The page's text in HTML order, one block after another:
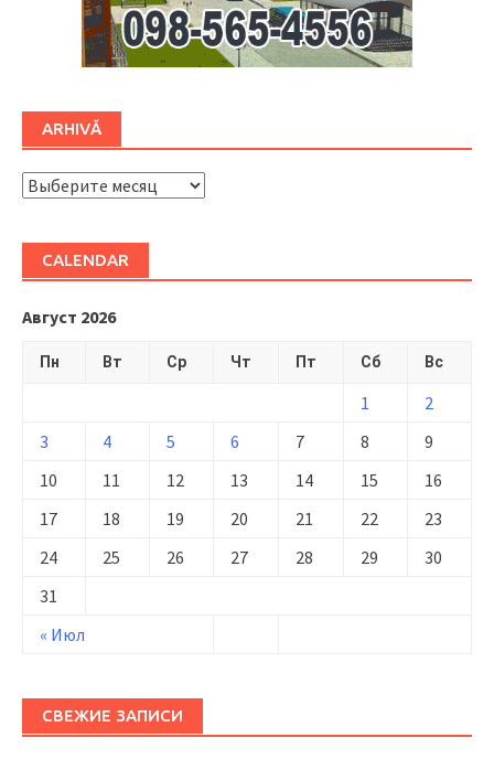
ARHIVĂ
ARHIVĂ
CALENDAR
Август 2026
Пн Вт Ср Чт Пт Сб Вс
« Июл
1
2
3
4 5 6 7 8
9
10
11 12 13 14 15
16
17
18 19 20 21 22
23
24
25 26 27 28 29
30
31
СВЕЖИЕ ЗАПИСИ